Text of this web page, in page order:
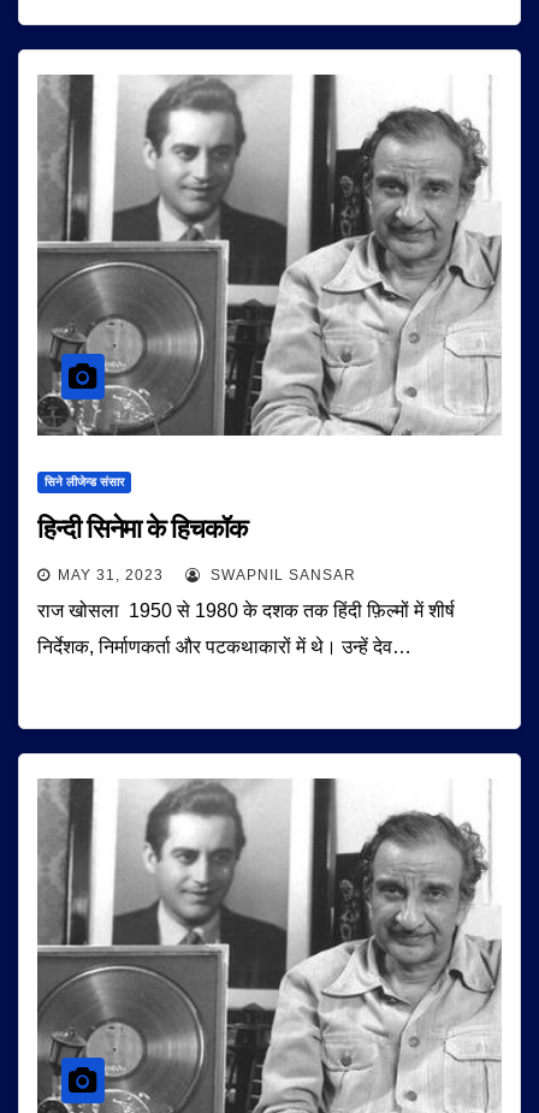
सिने लीजेन्ड संसार
हिन्दी सिनेमा के हिचकॉक
MAY 31, 2023 SWAPNIL SANSAR
राज खोसला 1950 से 1980 के दशक तक हिंदी फ़िल्मों में शीर्ष
निर्देशक, निर्माणकर्ता और पटकथाकारों में थे। उन्हें देव…